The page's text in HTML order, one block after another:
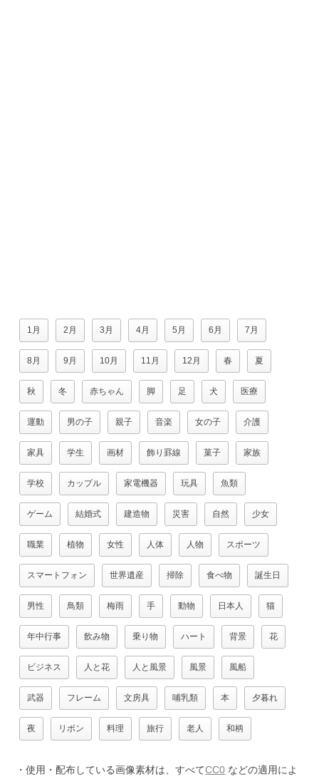
1月 2月 3月 4月 5月 6月 7月
8月 9月 10月 11月 12月 春 夏
秋 冬 赤ちゃん 脚 足 犬 医療
運動 男の子 親子 音楽 女の子 介護
家具 学生 画材 飾り罫線 菓子 家族
学校 カップル 家電機器 玩具 魚類
ゲーム 結婚式 建造物 災害 自然 少女
職業 植物 女性 人体 人物 スポーツ
スマートフォン 世界遺産 掃除 食べ物 誕生日
男性 鳥類 梅雨 手 動物 日本人 猫
年中行事 飲み物 乗り物 ハート 背景 花
ビジネス 人と花 人と風景 風景 風船
武器 フレーム 文房具 哺乳類 本 夕暮れ
夜 リボン 料理 旅行 老人 和柄
・使用・配布している画像素材は、すべてCC0 などの適用によ